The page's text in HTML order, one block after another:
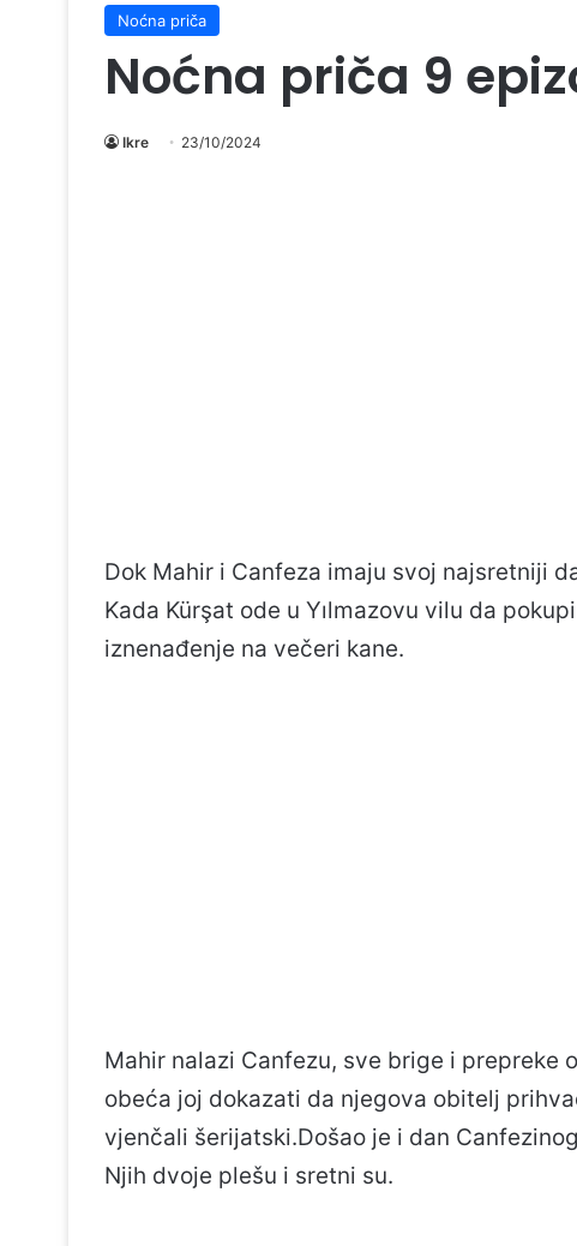
Noćna priča
Noćna priča 9
Ikre 23/10/2024
Dok Mahir i Canfeza imaju svoj najsretniji
Kada Kürşat ode u Yılmazovu vilu da
iznenađenje na večeri kane.
Mahir nalazi Canfezu, sve brige i prepreke
obeća joj dokazati da njegova obitelj
vjenčali šerijatski.Došao je i dan
Njih dvoje plešu i sretni su.